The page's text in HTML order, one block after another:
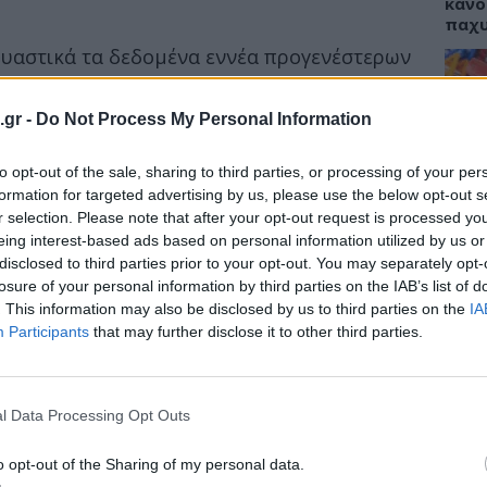
- Do Not Process My Personal Information
opt-out of the sale, sharing to third parties, or processing of your
for targeted advertising by us, please use the below opt-out
selection. Please note that after your opt-out request is processed
interest-based ads based on personal information utilized by us
to third parties prior to your opt-out. You may separately
of your personal information by third parties on the IAB’s list of
This information may also be disclosed by us to third parties on the
Participants that may further disclose it to other third parties.
Data Processing Opt Outs
opt-out of the Sharing of my personal data.
τα δεδομένα εννέα προγενέστερων
σε αυτές είχαν ηλικία από 18 ετών και
άνδρες.
φάνηκε να μειώνει σημαντικά τον
Στους συμμετέχοντες ηλικίας 18 έως
18%. Μετά τα 50 έτη, ο κίνδυνος
με τους συμμετέχοντες που δεν είχαν
ΙΣΑ: